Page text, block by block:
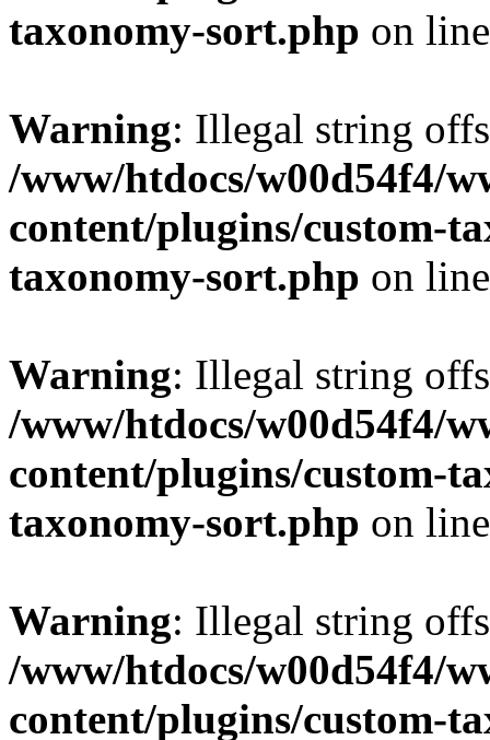
taxonomy-sort.php on
Warning: Illegal string
/www/htdocs/w00d54f4/
content/plugins/custom-
taxonomy-sort.php on
Warning: Illegal string
/www/htdocs/w00d54f4/
content/plugins/custom-
taxonomy-sort.php on
Warning: Illegal string
/www/htdocs/w00d54f4/
content/plugins/custom-